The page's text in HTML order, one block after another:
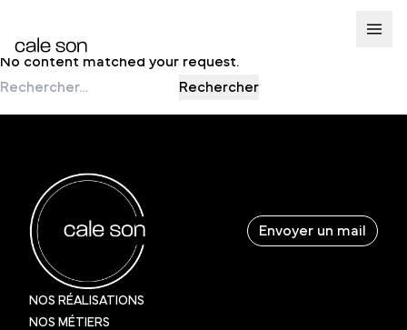
No content matched your request.
Rechercher :
Envoyer un mail
NOS RÉALISATIONS
NOS MÉTIERS